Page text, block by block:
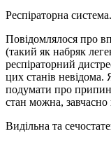
Респіраторна система.
Повідомлялося про
(такий як набряк
респіраторний
цих станів невідома.
подумати про
стан можна, завчасно
Видільна та